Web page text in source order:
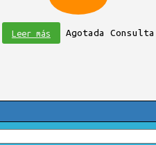
Leer más Agotada Consulta